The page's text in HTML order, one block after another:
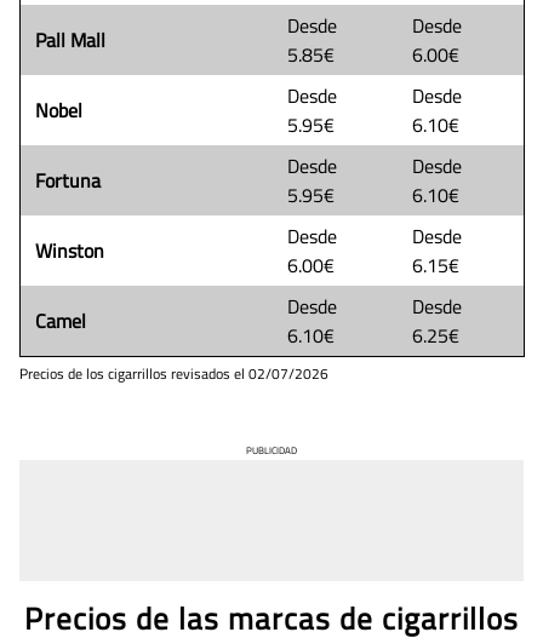
Pall Mall
Desde
5.85€
Desde
6.00€
Nobel
Desde
5.95€
Desde
6.10€
Fortuna
Desde
5.95€
Desde
6.10€
Winston
Desde
6.00€
Desde
6.15€
Camel
Desde
6.10€
Desde
6.25€
Precios de los cigarrillos revisados el 02/07/2026
PUBLICIDAD
Precios de las marcas de cigarrillos